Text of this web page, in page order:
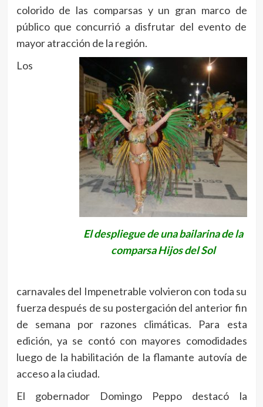
colorido de las comparsas y un gran marco de
público que concurrió a disfrutar del evento de
mayor atracción de la región.
El despliegue de una bailarina de la
comparsa Hijos del Sol
Los
carnavales del Impenetrable volvieron con toda su
fuerza después de su postergación del anterior fin
de semana por razones climáticas. Para esta
edición, ya se contó con mayores comodidades
luego de la habilitación de la flamante autovía de
acceso a la ciudad.
El gobernador Domingo Peppo destacó la